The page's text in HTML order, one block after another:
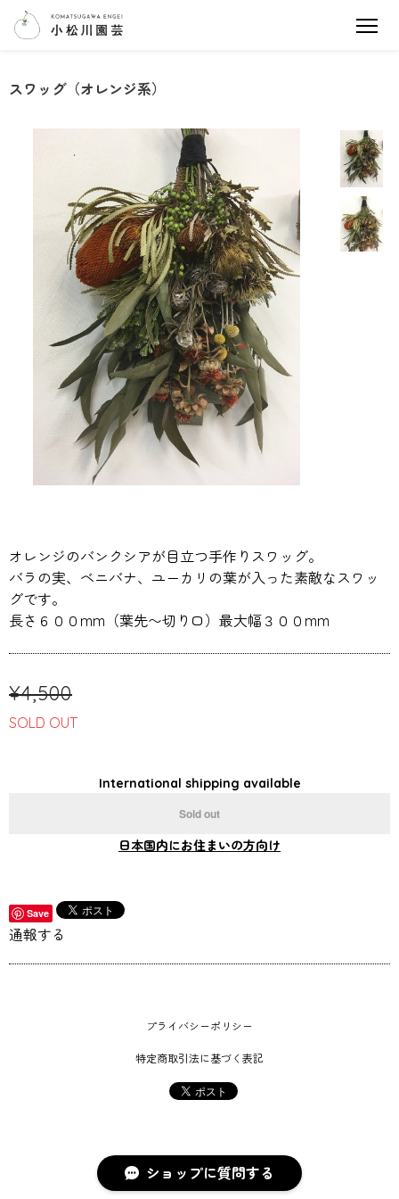
スワッグ（オレンジ系）
オレンジのバンクシアが目立つ手作りスワッグ。
バラの実、ベニバナ、ユーカリの葉が入った素敵なスワッ
グです。
長さ６００mm（葉先〜切り口）最大幅３００mm
¥4,500
SOLD OUT
International shipping available
Sold out
日本国内にお住まいの方向け
Save
通報する
プライバシーポリシー
特定商取引法に基づく表記
ショップに質問する